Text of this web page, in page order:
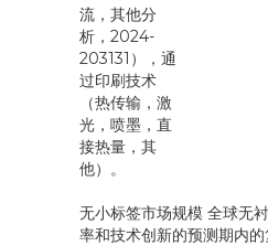
无小标签市场规模 全球无
率和技术创新的预测期内